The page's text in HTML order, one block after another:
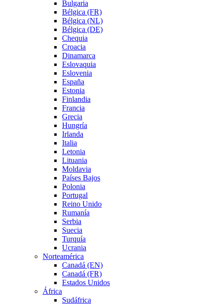
Bulgaria
Bélgica (FR)
Bélgica (NL)
Bélgica (DE)
Chequia
Croacia
Dinamarca
Eslovaquia
Eslovenia
España
Estonia
Finlandia
Francia
Grecia
Hungría
Irlanda
Italia
Letonia
Lituania
Moldavia
Países Bajos
Polonia
Portugal
Reino Unido
Rumanía
Serbia
Suecia
Turquía
Ucrania
Norteamérica
Canadá (EN)
Canadá (FR)
Estados Unidos
África
Sudáfrica